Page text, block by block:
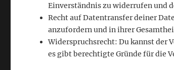
Einverständnis zu widerrufen und
Recht auf Datentransfer deiner
anzufordern und in ihrer
Widerspruchsrecht: Du kannst der
es gibt berechtigte Gründe für die